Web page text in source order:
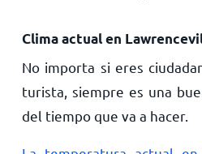
Clima actual en
No importa si eres
turista, siempre es una
del tiempo que va a hacer.